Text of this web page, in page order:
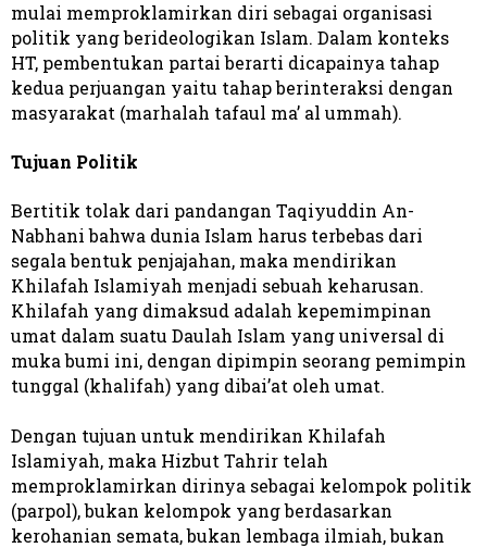
mulai memproklamirkan diri sebagai organisasi
politik yang berideologikan Islam. Dalam konteks
HT, pembentukan partai berarti dicapainya tahap
kedua perjuangan yaitu tahap berinteraksi dengan
masyarakat (marhalah tafaul ma’ al ummah).
Tujuan Politik
Bertitik tolak dari pandangan Taqiyuddin An-
Nabhani bahwa dunia Islam harus terbebas dari
segala bentuk penjajahan, maka mendirikan
Khilafah Islamiyah menjadi sebuah keharusan.
Khilafah yang dimaksud adalah kepemimpinan
umat dalam suatu Daulah Islam yang universal di
muka bumi ini, dengan dipimpin seorang pemimpin
tunggal (khalifah) yang dibai’at oleh umat.
Dengan tujuan untuk mendirikan Khilafah
Islamiyah, maka Hizbut Tahrir telah
memproklamirkan dirinya sebagai kelompok politik
(parpol), bukan kelompok yang berdasarkan
kerohanian semata, bukan lembaga ilmiah, bukan